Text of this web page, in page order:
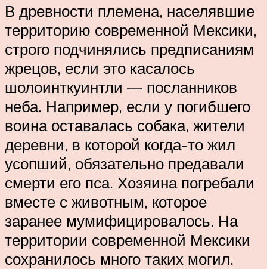
В древности племена, населявшие
территорию современной Мексики,
строго подчинялись предписаниям
жрецов, если это касалось
шолоинткуинтли — посланников
неба. Например, если у погибшего
воина оставалась собака, жители
деревни, в которой когда-то жил
усопший, обязательно предавали
смерти его пса. Хозяина погребали
вместе с животным, которое
заранее мумифицировалось. На
территории современной Мексики
сохранилось много таких могил.